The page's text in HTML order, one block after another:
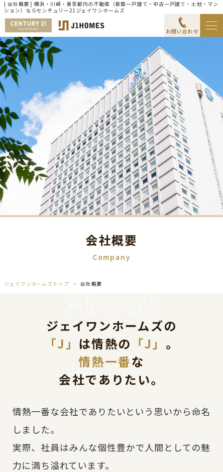
| 会社概要 | 横浜・川崎・東京都内の不動産（新築一戸建て・中古一戸建て・土地・マン
ション）ならセンチュリー21ジェイワンホームズ
お問い合わせ
会社概要
company
ジェイワンホームズトップ 会社概要
ジェイワンホームズの
「J」 は情熱の 「J」 。
情熱一番な
会社でありたい。
情熱一番な会社でありたいという思いから命名
しました。
実際、社員はみんな個性豊かで人間としての魅
力に満ち溢れています。